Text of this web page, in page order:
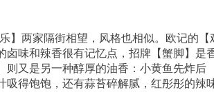
】两家隔街相望，风格也相似。欧记的【
卤味和辣香很有记忆点，招牌【蟹脚】是
则又是另一种醇厚的油香：小黄鱼先炸后
吸得饱饱，还有蒜苔碎解腻，红彤彤的辣